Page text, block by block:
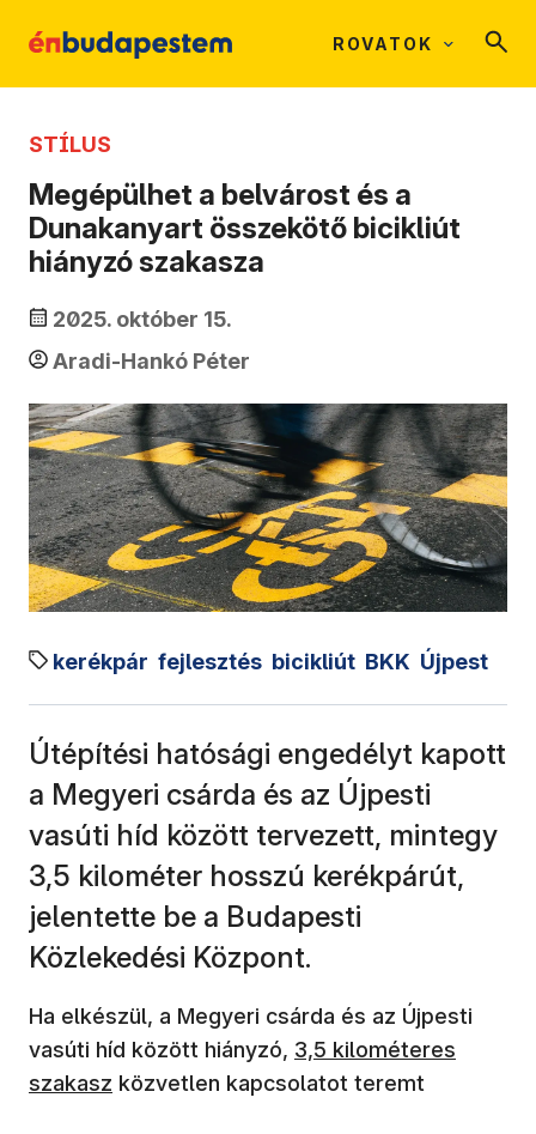
ROVATOK
STÍLUS
Megépülhet a belvárost és a
Dunakanyart összekötő bicikliút
hiányzó szakasza
2025. október 15.
Aradi-Hankó Péter
kerékpár fejlesztés bicikliút BKK Újpest
Útépítési hatósági engedélyt kapott
a Megyeri csárda és az Újpesti
vasúti híd között tervezett, mintegy
3,5 kilométer hosszú kerékpárút,
jelentette be a Budapesti
Közlekedési Központ.
Ha elkészül, a Megyeri csárda és az Újpesti
vasúti híd között hiányzó, 3,5 kilométeres
szakasz közvetlen kapcsolatot teremt